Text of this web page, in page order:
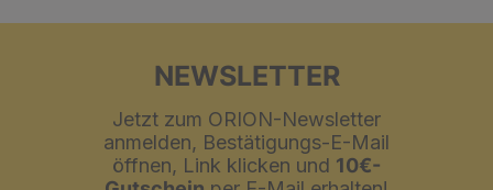
NEWSLETTER
Jetzt zum ORION-Newsletter
anmelden, Bestätigungs-E-Mail
öffnen, Link klicken und 10€-